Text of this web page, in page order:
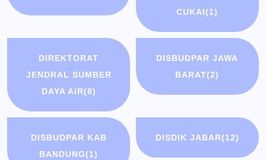
CUKAI(1)
DIREKTORAT
JENDRAL SUMBER
DAYA AIR(8)
DISBUDPAR JAWA
BARAT(2)
DISBUDPAR KAB
BANDUNG(1)
DISDIK JABAR(12)